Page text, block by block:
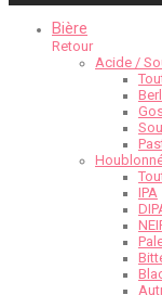
Bière
Retour
Acide /
IPA